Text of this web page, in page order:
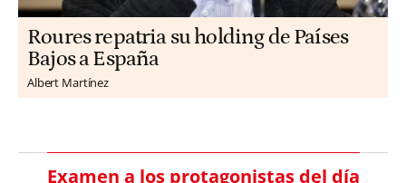
Roures repatria su holding de Países
Bajos a España
Albert Martínez
Examen a los protagonistas del día